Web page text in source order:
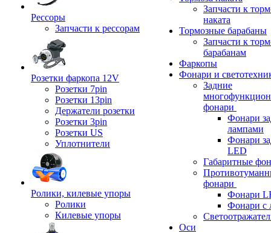
Рессоры
Запчасти к рессорам
Розетки фаркопа 12V
Розетки 7pin
Розетки 13pin
Держатели розетки
Розетки 3pin
Розетки US
Уплотнители
Ролики, килевые упоры
Ролики
Килевые упоры
Запчасти к
наката
Тормозные барабаны
Запчасти к
барабанам
Фаркопы
Фонари и
Задние
фонари
Фонари
лампами
Фонари
LED
Габаритные
фонари
Фонари
Фонари с
Оси